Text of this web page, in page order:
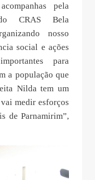
pela
CRAS Bela
nosso
social e ações
para
a população que
Nilda tem um
medir esforços
de Parnamirim”,